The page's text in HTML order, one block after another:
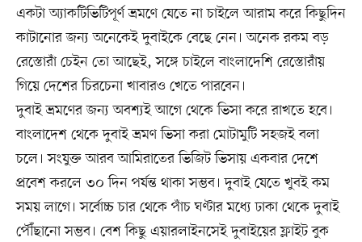
একটা অ্যাকটিভিটিপূর্ণ ভ্রমণে যেতে না চাইলে আরাম করে কিছুদিন
কাটানোর জন্য অনেকেই দুবাইকে বেছে নেন। অনেক রকম বড়
রেস্তোরাঁ চেইন তো আছেই, সঙ্গে চাইলে বাংলাদেশি রেস্তোরাঁয়
গিয়ে দেশের চিরচেনা খাবারও খেতে পারবেন।
দুবাই ভ্রমণের জন্য অবশ্যই আগে থেকে ভিসা করে রাখতে হবে।
বাংলাদেশ থেকে দুবাই ভ্রমণ ভিসা করা মোটামুটি সহজই বলা
চলে। সংযুক্ত আরব আমিরাতের ভিজিট ভিসায় একবার দেশে
প্রবেশ করলে ৩০ দিন পর্যন্ত থাকা সম্ভব। দুবাই যেতে খুবই কম
সময় লাগে। সর্বোচ্চ চার থেকে পাঁচ ঘণ্টার মধ্যে ঢাকা থেকে দুবাই
পৌঁছানো সম্ভব। বেশ কিছু এয়ারলাইনসেই দুবাইয়ের ফ্লাইট বুক